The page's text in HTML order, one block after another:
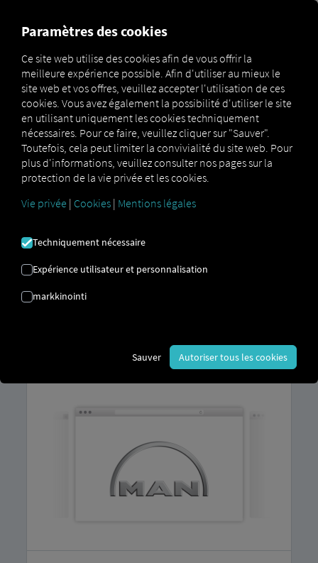
Marketplace
MAN
DigitalServices
Connectors
MAN
Connect
MAN CONNECTER
MAN? Connectez-les directement à la
sur lacarte RIO
une explication détaillée
connecter facilement
Paramètres des cookies
Ce site web utilise des cookies afin de vous offrir la
meilleure expérience possible. Afin d'utiliser au mieux le
site web et vos offres, veuillez accepter l'utilisation de ces
cookies. Vous avez également la possibilité d'utiliser le site
en utilisant uniquement les cookies techniquement
nécessaires. Pour ce faire, veuillez cliquer sur "Sauver".
Toutefois, cela peut limiter la convivialité du site web. Pour
plus d'informations, veuillez consulter nos pages sur la
protection de la vie privée et les cookies.
Vie privée | Cookies | Mentions légales
Techniquement nécessaire
Expérience utilisateur et personnalisation
markkinointi
Sauver Autoriser tous les cookies